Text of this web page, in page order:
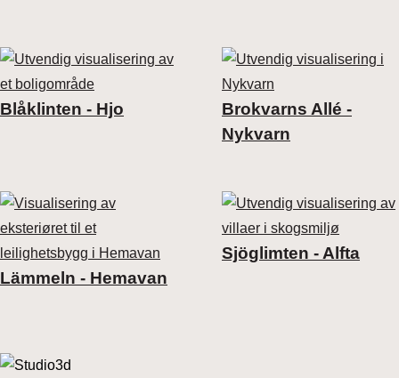
Video
Blåklinten - Hjo
Brokvarns Allé -
Nykvarn
Lämmeln - Hemavan
Sjöglimten - Alfta